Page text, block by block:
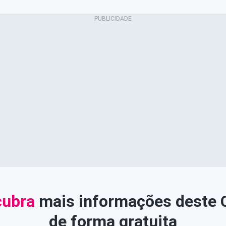
mais informações deste
de forma gratuita